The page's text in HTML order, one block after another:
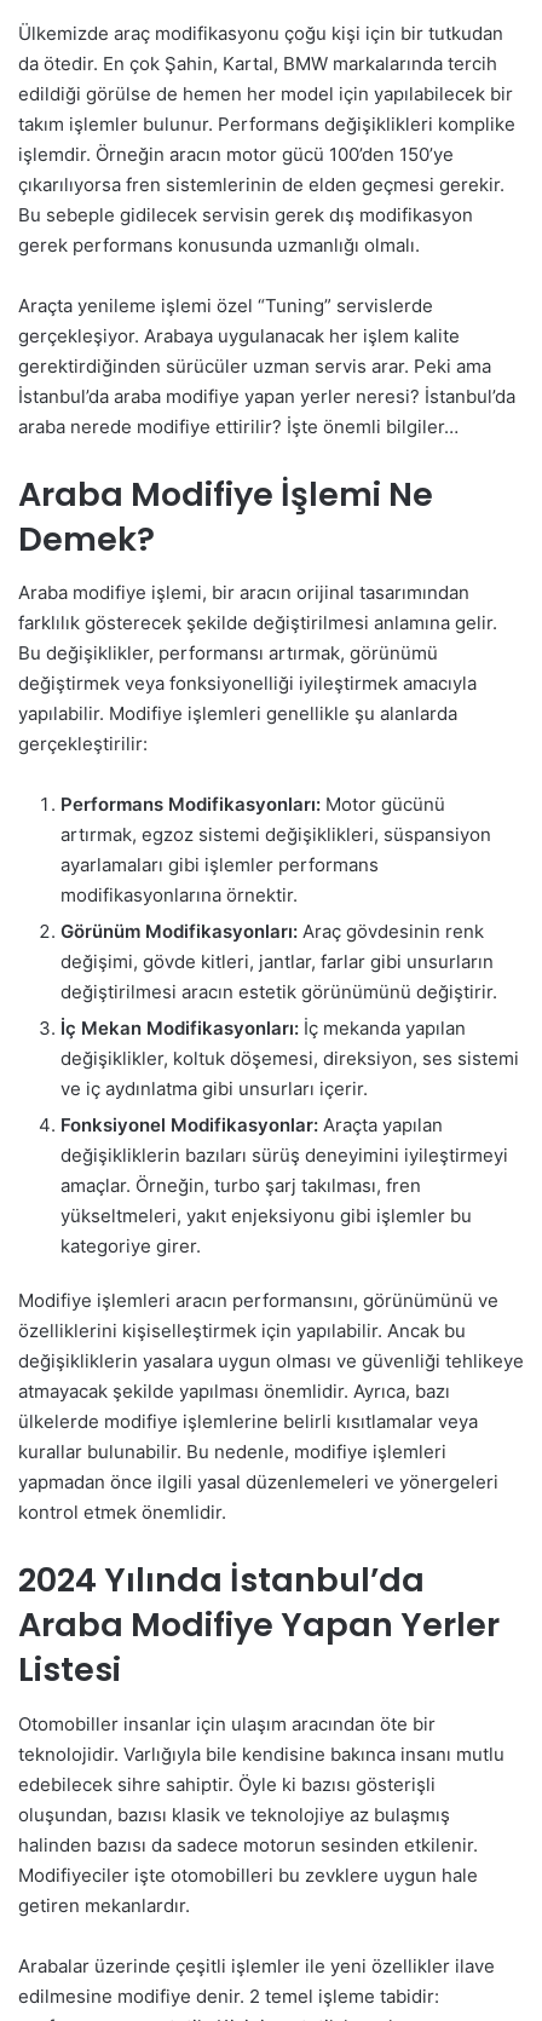
Ülkemizde araç modifikasyonu çoğu kişi için bir tutkudan
da ötedir. En çok Şahin, Kartal, BMW markalarında tercih
edildiği görülse de hemen her model için yapılabilecek bir
takım işlemler bulunur. Performans değişiklikleri komplike
işlemdir. Örneğin aracın motor gücü 100’den 150’ye
çıkarılıyorsa fren sistemlerinin de elden geçmesi gerekir.
Bu sebeple gidilecek servisin gerek dış modifikasyon
gerek performans konusunda uzmanlığı olmalı.
Araçta yenileme işlemi özel “Tuning” servislerde
gerçekleşiyor. Arabaya uygulanacak her işlem kalite
gerektirdiğinden sürücüler uzman servis arar. Peki ama
İstanbul’da araba modifiye yapan yerler neresi? İstanbul’da
araba nerede modifiye ettirilir? İşte önemli bilgiler…
Araba Modifiye İşlemi Ne
Demek?
Araba modifiye işlemi, bir aracın orijinal tasarımından
farklılık gösterecek şekilde değiştirilmesi anlamına gelir.
Bu değişiklikler, performansı artırmak, görünümü
değiştirmek veya fonksiyonelliği iyileştirmek amacıyla
yapılabilir. Modifiye işlemleri genellikle şu alanlarda
gerçekleştirilir:
Performans Modifikasyonları: Motor gücünü
artırmak, egzoz sistemi değişiklikleri, süspansiyon
ayarlamaları gibi işlemler performans
modifikasyonlarına örnektir.
Görünüm Modifikasyonları: Araç gövdesinin renk
değişimi, gövde kitleri, jantlar, farlar gibi unsurların
değiştirilmesi aracın estetik görünümünü değiştirir.
İç Mekan Modifikasyonları: İç mekanda yapılan
değişiklikler, koltuk döşemesi, direksiyon, ses sistemi
ve iç aydınlatma gibi unsurları içerir.
Fonksiyonel Modifikasyonlar: Araçta yapılan
değişikliklerin bazıları sürüş deneyimini iyileştirmeyi
amaçlar. Örneğin, turbo şarj takılması, fren
yükseltmeleri, yakıt enjeksiyonu gibi işlemler bu
kategoriye girer.
Modifiye işlemleri aracın performansını, görünümünü ve
özelliklerini kişiselleştirmek için yapılabilir. Ancak bu
değişikliklerin yasalara uygun olması ve güvenliği tehlikeye
atmayacak şekilde yapılması önemlidir. Ayrıca, bazı
ülkelerde modifiye işlemlerine belirli kısıtlamalar veya
kurallar bulunabilir. Bu nedenle, modifiye işlemleri
yapmadan önce ilgili yasal düzenlemeleri ve yönergeleri
kontrol etmek önemlidir.
2024 Yılında İstanbul’da
Araba Modifiye Yapan Yerler
Listesi
Otomobiller insanlar için ulaşım aracından öte bir
teknolojidir. Varlığıyla bile kendisine bakınca insanı mutlu
edebilecek sihre sahiptir. Öyle ki bazısı gösterişli
oluşundan, bazısı klasik ve teknolojiye az bulaşmış
halinden bazısı da sadece motorun sesinden etkilenir.
Modifiyeciler işte otomobilleri bu zevklere uygun hale
getiren mekanlardır.
Arabalar üzerinde çeşitli işlemler ile yeni özellikler ilave
edilmesine modifiye denir. 2 temel işleme tabidir: